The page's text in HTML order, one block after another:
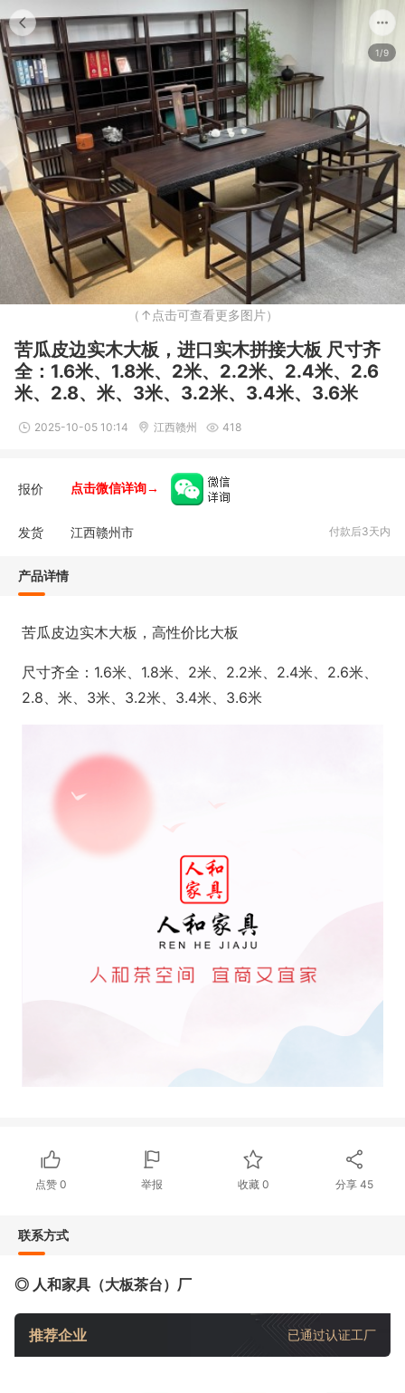
1/9
（↑点击可查看更多图片）
苦瓜皮边实木大板，进口实木拼接大板 尺寸齐
全：1.6米、1.8米、2米、2.2米、2.4米、2.6
米、2.8、米、3米、3.2米、3.4米、3.6米
2025-10-05 10:14 江西赣州 418
报价 点击微信详询→
发货 江西赣州市 付款后3天内
产品详情
苦瓜皮边实木大板，高性价比大板
尺寸齐全：1.6米、1.8米、2米、2.2米、2.4米、2.6米、
2.8、米、3米、3.2米、3.4米、3.6米
点赞 0 举报 收藏 0 分享 45
联系方式
◎ 人和家具（大板茶台）厂
推荐企业 已通过认证工厂